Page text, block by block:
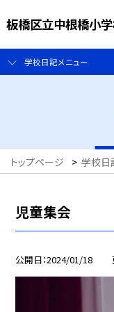
板橋区立中根橋小
学校日記メニュー
トップページ > 学校日
児童集会
公開日 2024/01/18